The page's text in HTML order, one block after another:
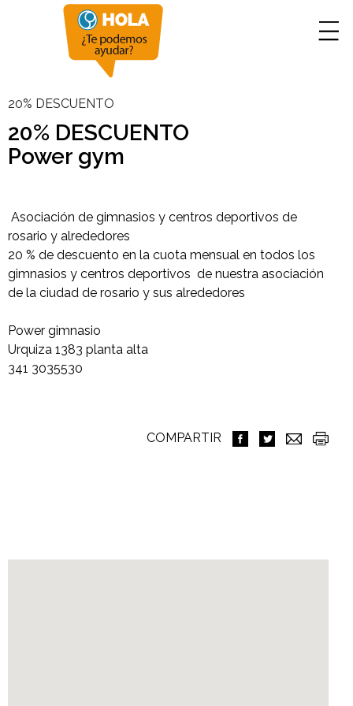
20% DESCUENTO
20% DESCUENTO
Power gym
Asociación de gimnasios y centros deportivos de
rosario y alrededores
20 % de descuento en la cuota mensual en todos los
gimnasios y centros deportivos de nuestra asociación
de la ciudad de rosario y sus alrededores
Power gimnasio
Urquiza 1383 planta alta
341 3035530
COMPARTIR